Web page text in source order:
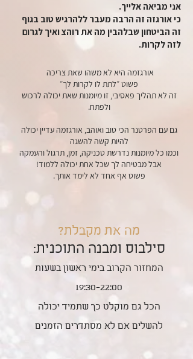
אני מביאה אלייך.
כי אורגזה זה הרבה מעבר ללהרגיש טוב בגוף
זה הביטחון שבלהבין מה את רוהצ ואיך לגרום
לזה לקרות.
אורגזמה היא לא משהו שאת צריכה
פשוט ״לתת לו לקרות לך״
זה לא תהליך פאסיבי, זו מיומנות שאת יכולה לרכוש
ולפתח.
גם עם הפרטנר הכי טוב ואוהב, אורגזמה עדיין יכולה
להיות קשה להשגה
וכמו כל מיומנות נדרשת טכניקה, זמן, תרגול והעמקה
אבל מבטיחה לך שכל אחת יכולה ללמוד!
פשוט אף אחד לא לימד אותך.
מה את מקבלת?
סילבוס ומבנה התוכנית:
המחזור הקרוב בימי ראשון בשעות
19:30-22:00
הכל גם מוקלט כך שתמיד יכולה
להשלים אם לא מסתדרים הזמנים